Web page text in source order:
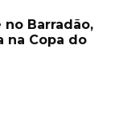
Barradão,
na Copa do